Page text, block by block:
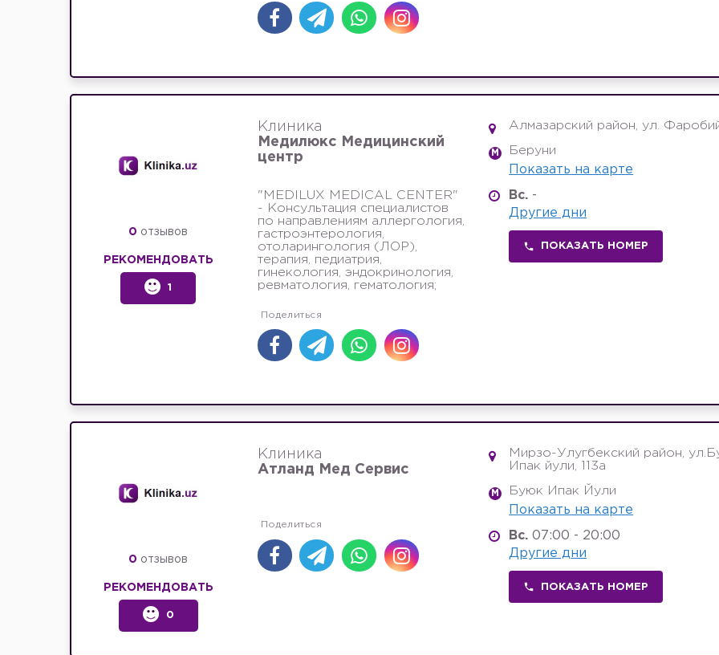
0 отзывов
РЕКОМЕНДОВАТЬ
1
Клиника
Медилюкс Медицинский
центр
"MEDILUX MEDICAL CENTER"
- Консультация специалистов
по направлениям аллергология,
гастроэнтерология,
отоларингология (ЛОР),
терапия, педиатрия,
гинекология, эндокринология,
ревматология, гематология;
Алмазарский район, ул.
M
Беруни
Показать на карте
Вс. -
Другие дни
ПОКАЗАТЬ НОМЕР
0 отзывов
РЕКОМЕНДОВАТЬ
0
Клиника
Атланд Мед Сервис
Мирзо-Улугбекский район,
Ипак йули, 113а
M
Буюк Ипак Йули
Показать на карте
Вс. 07:00 - 20:00
Другие дни
ПОКАЗАТЬ НОМЕР